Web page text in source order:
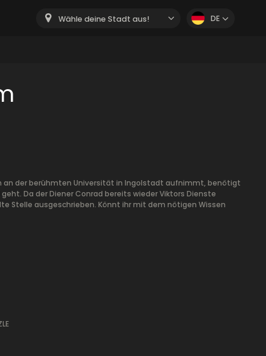
Wähle deine Stadt aus! DE
an der berühmten Universität in Ingolstadt aufnimmt, benötigt
Da der Diener Conrad bereits wieder Viktors Dienste
Stelle ausgeschrieben. Könnt ihr mit dem nötigen Wissen